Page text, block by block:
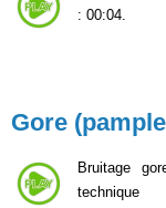
: 00:04.
Gore
Bruitage